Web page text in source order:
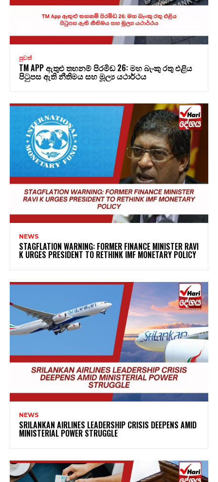
පුවත්
TM APP ඇතුළු තහනම් පිරමිඩ 26: මහ බැංකු රතු එළිය
පිටුපස ඇති නීතිමය සහ මූල්‍ය යථාර්ථය
NEWS
STAGFLATION WARNING: FORMER FINANCE MINISTER RAVI
K URGES PRESIDENT TO RETHINK IMF MONETARY POLICY
NEWS
SRILANKAN AIRLINES LEADERSHIP CRISIS DEEPENS AMID
MINISTERIAL POWER STRUGGLE